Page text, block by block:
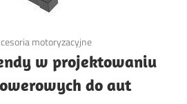
motoryzacyjne
w projektowaniu
do aut